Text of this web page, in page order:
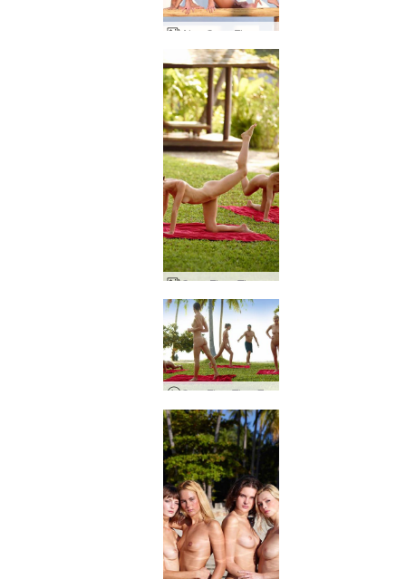
Coxy Flora Thea Zaika pludmales fitness
CoxyFloraTheaZaikaNakedWorkout